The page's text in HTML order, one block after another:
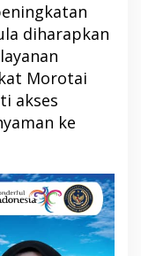
diharapkan
Morotai
akses
ke